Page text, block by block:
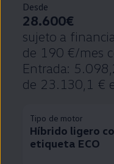
Desde
28.600€
sujeto a
de 190 €/mes
Entrada:
de 23.130,1 €
Tipo de motor
Híbrido ligero
etiqueta ECO